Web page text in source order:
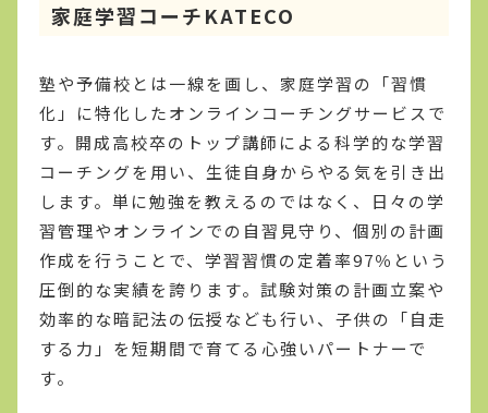
家庭学習コーチKATECO
塾や予備校とは一線を画し、家庭学習の「習慣
化」に特化したオンラインコーチングサービスで
す。開成高校卒のトップ講師による科学的な学習
コーチングを用い、生徒自身からやる気を引き出
します。単に勉強を教えるのではなく、日々の学
習管理やオンラインでの自習見守り、個別の計画
作成を行うことで、学習習慣の定着率97％という
圧倒的な実績を誇ります。試験対策の計画立案や
効率的な暗記法の伝授なども行い、子供の「自走
する力」を短期間で育てる心強いパートナーで
す。